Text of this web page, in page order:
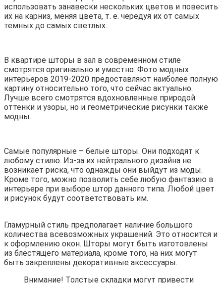
использовать занавески нескольких цветов и повесить
их на карниз, меняя цвета, т. е. чередуя их от самых
темных до самых светлых.
В квартире шторы в зал в современном стиле
смотрятся оригинально и уместно. Фото модных
интерьеров 2019-2020 предоставляют наиболее полную
картину относительно того, что сейчас актуально.
Лучше всего смотрятся вдохновленные природой
оттенки и узоры, но и геометрические рисунки также
модны.
Самые популярные – белые шторы. Они подходят к
любому стилю. Из-за их нейтрального дизайна не
возникает риска, что однажды они выйдут из моды.
Кроме того, можно позволить себе любую фантазию в
интерьере при выборе штор данного типа. Любой цвет
и рисунок будут соответствовать им.
Гламурный стиль предполагает наличие большого
количества всевозможных украшений. Это относится и
к оформлению окон. Шторы могут быть изготовлены
из блестящего материала, кроме того, на них могут
быть закреплены декоративные аксессуары.
Внимание! Толстые складки могут привести